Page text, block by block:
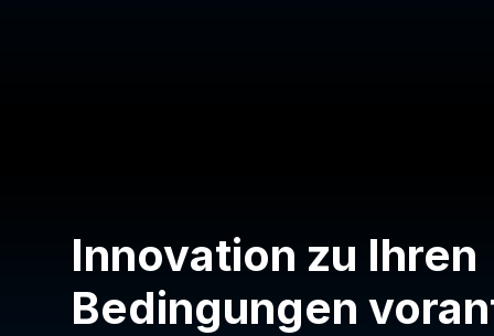
Innovation zu Ihren
Bedingungen